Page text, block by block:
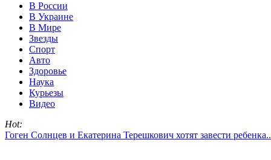
В России
В Украине
В Мире
Звезды
Спорт
Авто
Здоровье
Наука
Курьезы
Видео
Hot:
Гоген Солнцев и Екатерина Терешкович хотят завести